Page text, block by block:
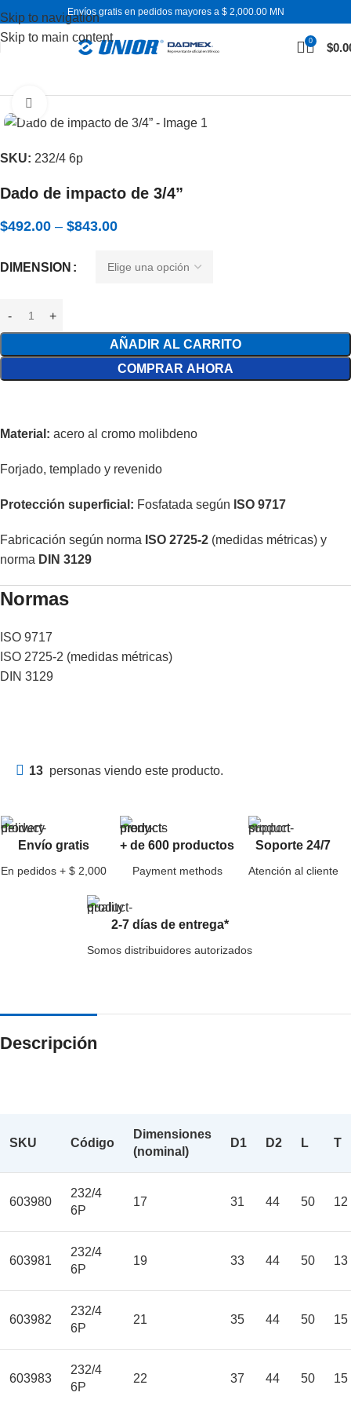
Skip to navigation
Skip to main content
Envíos gratis en pedidos mayores a $ 2,000.00 MN
0 $
SKU: 232/4 6p
Dado de impacto de 3/4”
$492.00 – $843.00
DIMENSION
AÑADIR AL CARRITO
COMPRAR AHORA
Material: acero al cromo molibdeno
Forjado, templado y revenido
Protección superficial: Fosfatada según ISO 9717
Fabricación según norma ISO 2725-2 (medidas métricas) y
norma DIN 3129
Normas
ISO 9717
ISO 2725-2 (medidas métricas)
DIN 3129
13 personas viendo este producto.
Envío gratis
En pedidos + $ 2,000
+ de 600 productos
Payment methods
Soporte 24/7
Atención al cliente
2-7 días de entrega*
Somos distribuidores autorizados
Descripción
SKU Código
Dimensiones
(nominal)
D1 D2 L T
603980
232/4
6P
17 31 44 50 12
603981
232/4
6P
19 33 44 50 13
603982
232/4
6P
21 35 44 50 15
603983
232/4
6P
22 37 44 50 15